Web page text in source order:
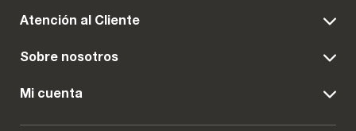
Atención al Cliente
Sobre nosotros
Mi cuenta